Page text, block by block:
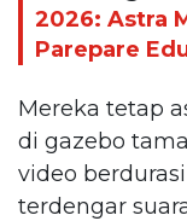
2026: Astra
Parepare
Mereka tetap
di gazebo
video
terdengar